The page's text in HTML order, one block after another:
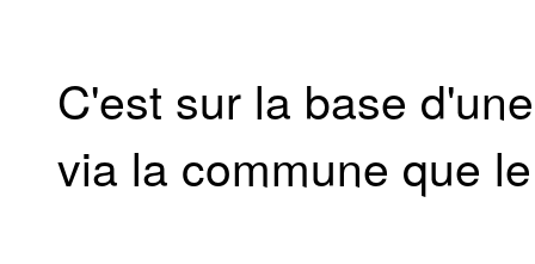
C'est sur la base
via la commune que